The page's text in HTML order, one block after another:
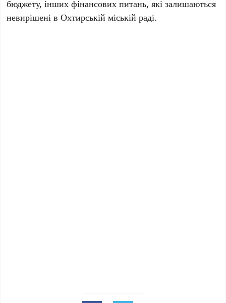
бюджету, інших фінансових питань, які залишаються
невирішені в Охтирській міській раді.